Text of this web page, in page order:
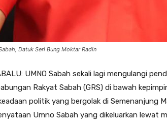
Datuk Seri Bung Moktar Radin
UMNO Sabah sekali lagi mengulangi
Rakyat Sabah (GRS) di bawah
politik yang bergolak di Semenanjung
Umno Sabah yang dikeluarkan lewat